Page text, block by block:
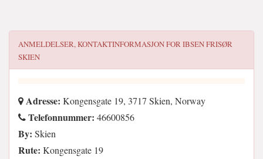
ANMELDELSER, KONTAKTINFORMASJON FORIBSEN FRISØR
SKIEN
Adresse: Kongensgate 19, 3717 Skien, Norway
Telefonnummer: 46600856
By: Skien
Rute: Kongensgate 19